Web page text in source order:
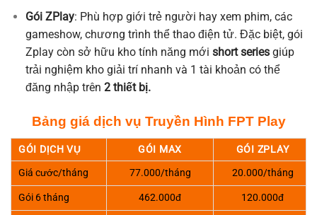
Gói ZPlay: Phù hợp giới trẻ người hay xem phim, các
gameshow, chương trình thể thao điện tử. Đặc biệt, gói
Zplay còn sở hữu kho tính năng mới short seriesgiúp
trải nghiệm kho giải trí nhanh và 1 tài khoản có thể
đăng nhập trên 2 thiết bị.
Bảng giá dịch vụ Truyền Hình FPT Play
GÓI DỊCH VỤ GÓI MAX
GÓI ZPLAY
Giá cước/tháng
77.000/tháng 20.000/tháng
Gói 6 tháng 462.000đ 120.000đ